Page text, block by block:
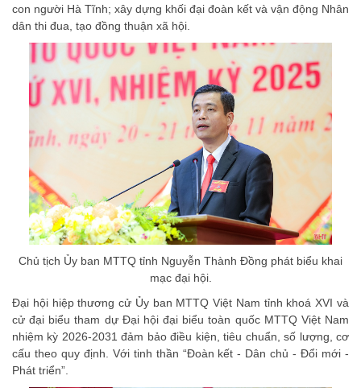
con người Hà Tĩnh; xây dựng khối đại đoàn kết và vận động Nhân
dân thi đua, tạo đồng thuận xã hội.
Chủ tịch Ủy ban MTTQ tỉnh Nguyễn Thành Đồng phát biểu khai
mạc đại hội.
Đại hội hiệp thương cử Ủy ban MTTQ Việt Nam tỉnh khoá XVI và
cử đại biểu tham dự Đại hội đại biểu toàn quốc MTTQ Việt Nam
nhiệm kỳ 2026-2031 đảm bảo điều kiện, tiêu chuẩn, số lượng, cơ
cấu theo quy định. Với tinh thần “Đoàn kết - Dân chủ - Đổi mới -
Phát triển”.